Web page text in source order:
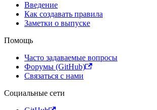
Введение
Как создавать правила
Заметки о выпуске
Помощь
Часто задаваемые вопросы
Форумы (GitHub)
Связаться с нами
Социальные сети